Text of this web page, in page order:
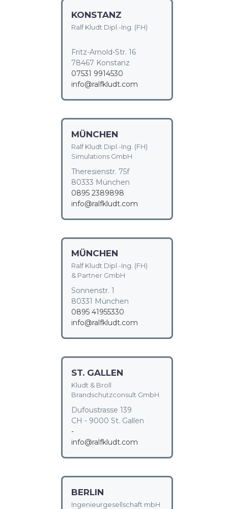
KONSTANZ
Ralf Kludt Dipl.-Ing. (FH)
Fritz-Arnold-Str. 16
78467 Konstanz
07531 9914530
info@ralfkludt.com
MÜNCHEN
Ralf Kludt Dipl.-Ing. (FH)
Simulations GmbH
Theresienstr. 75f
80333 München
0895 2389898
info@ralfkludt.com
MÜNCHEN
Ralf Kludt Dipl.-Ing. (FH)
& Partner GmbH
Sonnenstr. 1
80331 München
0895 41955330
info@ralfkludt.com
ST. GALLEN
Kludt & Broll
Brandschutzconsult GmbH
Dufoustrasse 139
CH - 9000 St. Gallen
-
info@ralfkludt.com
BERLIN
Ingenieurgesellschaft mbH